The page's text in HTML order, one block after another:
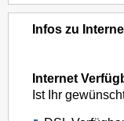
Infos zu
Internet
Ist Ihr